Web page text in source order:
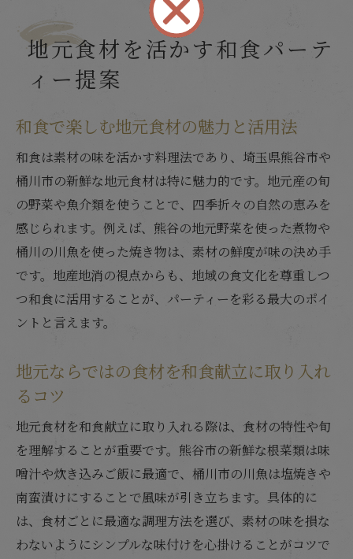
地元食材を活かす和食パーテ
ィー提案
和食で楽しむ地元食材の魅力と活用法
和食は素材の味を活かす料理法であり、埼玉県熊谷市や
桶川市の新鮮な地元食材は特に魅力的です。地元産の旬
の野菜や魚介類を使うことで、四季折々の自然の恵みを
感じられます。例えば、熊谷の地元野菜を使った煮物や
桶川の川魚を使った焼き物は、素材の鮮度が味の決め手
です。地産地消の視点からも、地域の食文化を尊重しつ
つ和食に活用することが、パーティーを彩る最大のポイ
ントと言えます。
地元ならではの食材を和食献立に取り入れ
るコツ
地元食材を和食献立に取り入れる際は、食材の特性や旬
を理解することが重要です。熊谷市の新鮮な根菜類は味
噌汁や炊き込みご飯に最適で、桶川市の川魚は塩焼きや
南蛮漬けにすることで風味が引き立ちます。具体的に
は、食材ごとに最適な調理方法を選び、素材の味を損な
わないようにシンプルな味付けを心掛けることがコツで